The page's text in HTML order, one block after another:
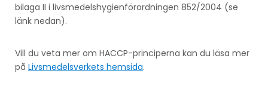
bilaga II i livsmedelshygienförordningen 852/2004 (se
länk nedan).
Vill du veta mer om HACCP-principerna kan du läsa mer
på Livsmedelsverkets hemsida.